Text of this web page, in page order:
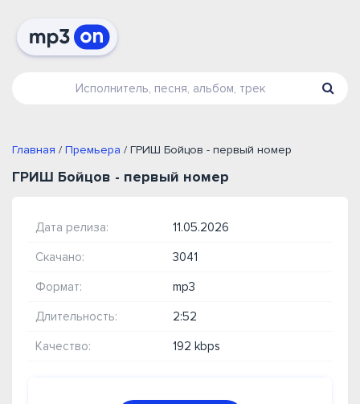
Главная / Премьера / ГРИШ Бойцов - первый номер
ГРИШ Бойцов - первый номер
Дата релиза: 11.05.2026
Скачано: 3041
Формат: mp3
Длительность: 2:52
Качество: 192 kbps